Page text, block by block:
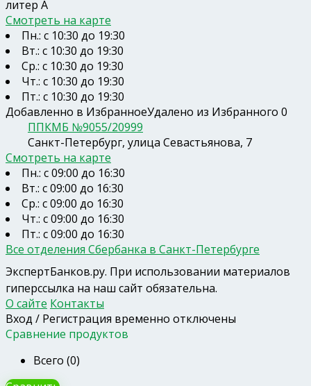
литер А
Смотреть на карте
Пн.: с 10:30 до 19:30
Вт.: с 10:30 до 19:30
Ср.: с 10:30 до 19:30
Чт.: с 10:30 до 19:30
Пт.: с 10:30 до 19:30
Добавленно в ИзбранноеУдалено из Избранного 0
ППКМБ №9055/20999
Санкт-Петербург, улица Севастьянова, 7
Смотреть на карте
Пн.: с 09:00 до 16:30
Вт.: с 09:00 до 16:30
Ср.: с 09:00 до 16:30
Чт.: с 09:00 до 16:30
Пт.: с 09:00 до 16:30
Все отделения Сбербанка в Санкт-Петербурге
ЭкспертБанков.ру. При использовании материалов
гиперссылка на наш сайт обязательна.
О сайте Контакты
Вход / Регистрация временно отключены
Сравнение продуктов
Всего (0)